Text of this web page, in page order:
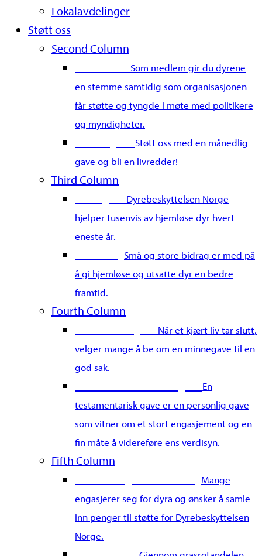
Lokalavdelinger
Støtt oss
Second Column
Som medlem gir du dyrene
en stemme samtidig som organisasjonen
får støtte og tyngde i møte med politikere
og myndigheter.
Støtt oss med en månedlig
gave og bli en livredder!
Third Column
Dyrebeskyttelsen Norge
hjelper tusenvis av hjemløse dyr hvert
eneste år.
Små og store bidrag er med på
å gi hjemløse og utsatte dyr en bedre
framtid.
Fourth Column
Når et kjært liv tar slutt,
velger mange å be om en minnegave til en
god sak.
En
testamentarisk gave er en personlig gave
som vitner om et stort engasjement og en
fin måte å videreføre ens verdisyn.
Fifth Column
Mange
engasjerer seg for dyra og ønsker å samle
inn penger til støtte for Dyrebeskyttelsen
Norge.